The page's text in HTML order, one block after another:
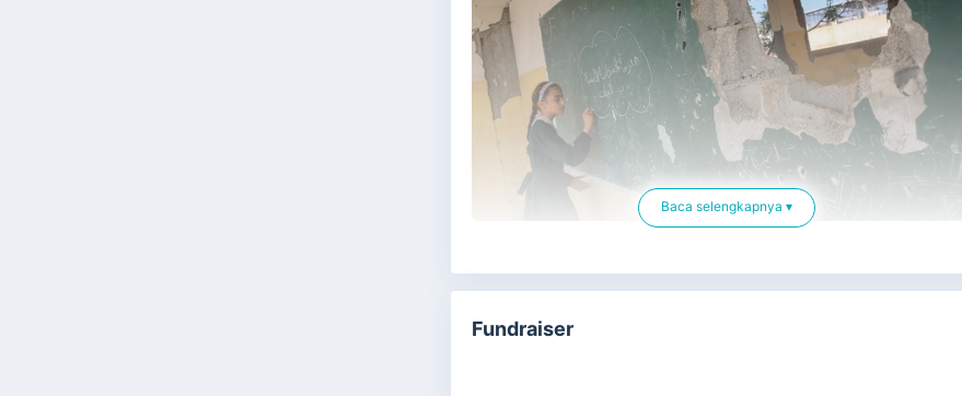
Selama genosida berlangsung, sebanyak lebih dari450 universitas
Baca selengkapnya ▾
Fundraiser